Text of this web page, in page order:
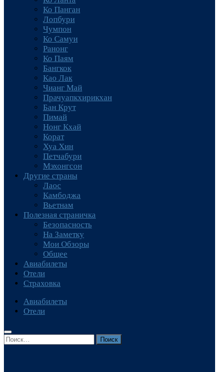
Ко Панган
Лопбури
Чумпон
Ко Самуи
Ранонг
Ко Паям
Бангкок
Као Лак
Чианг Май
Прачуапкхирикхан
Бан Крут
Пимай
Нонг Кхай
Корат
Хуа Хин
Петчабури
Мэхонгсон
Другие страны
Лаос
Камбоджа
Вьетнам
Полезная страничка
Безопасность
На Заметку
Мои Обзоры
Общее
Авиабилеты
Отели
Страховка
Авиабилеты
Отели
Найти: